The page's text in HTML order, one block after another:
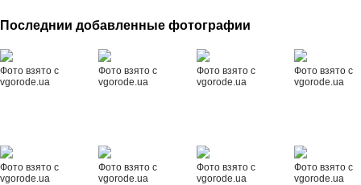
Последнии добавленные фотографии
Фото взято с
vgorode.ua
Фото взято с
vgorode.ua
Фото взято с
vgorode.ua
Фото взято с
vgorode.ua
Фото взято с
vgorode.ua
Фото взято с
vgorode.ua
Фото взято с
vgorode.ua
Фото взято с
vgorode.ua